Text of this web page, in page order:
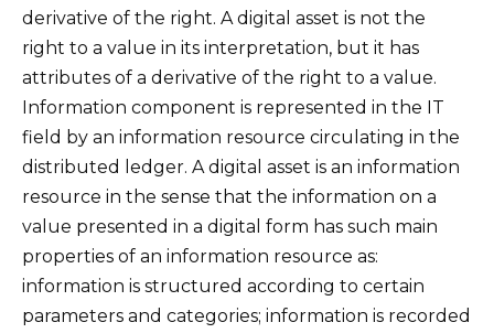
derivative of the right. A digital asset is not the
right to a value in its interpretation, but it has
attributes of a derivative of the right to a value.
Information component is represented in the IT
field by an information resource circulating in the
distributed ledger. A digital asset is an information
resource in the sense that the information on a
value presented in a digital form has such main
properties of an information resource as:
information is structured according to certain
parameters and categories; information is recorded